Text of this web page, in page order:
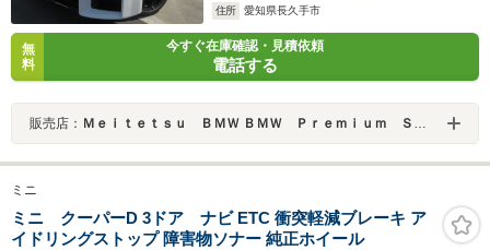
住所
愛知県長久手市
無
料
今すぐ在庫確認・見積依頼
電話する
販売店： Ｍｅｉｔｅｔｓｕ ＢＭＷ ＢＭＷ Ｐｒｅｍｉｕｍ Ｓｅｌｅｃｔｉｏｎ 長久手
ミニ
ミニ クーパーD 3ドア ナビ ETC 衝突軽減ブレーキ ア
イドリングストップ 障害物ソナー 純正ホイール